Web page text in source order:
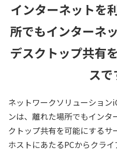
インターネットを
所でもインターネ
デスクトップ共有
スで
ネットワークソリューション
ンは、離れた場所でもイン
クトップ共有を可能にするサ
ホストにあたるPCからクラ